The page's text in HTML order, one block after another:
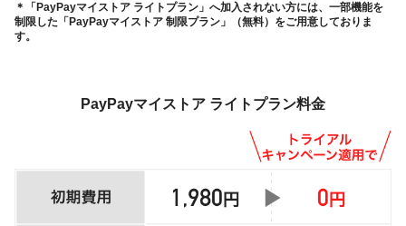
＊「PayPayマイストア ライトプラン」へ加入されない方には、一部機能を
制限した「PayPayマイストア 制限プラン」（無料）をご用意しておりま
す。
PayPayマイストア ライトプラン料金